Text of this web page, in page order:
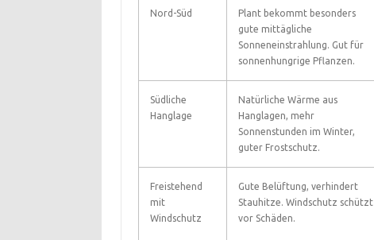
Nord-Süd
Plant bekommt besonders
gute mittägliche
Sonneneinstrahlung. Gut für
sonnenhungrige Pflanzen.
Südliche
Hanglage
Natürliche Wärme aus
Hanglagen, mehr
Sonnenstunden im Winter,
guter Frostschutz.
Freistehend
mit
Windschutz
Gute Belüftung, verhindert
Stauhitze. Windschutz schützt
vor Schäden.